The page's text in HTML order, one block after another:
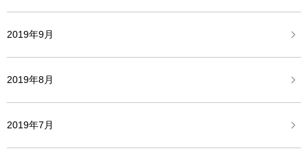
2019年9月
2019年8月
2019年7月